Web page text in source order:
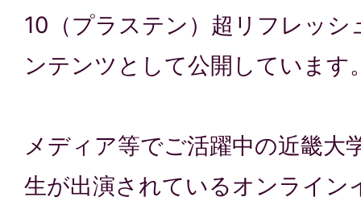
10（プラステン）超リフレッシ
ンテンツとして公開しています
メディア等でご活躍中の近畿大
生が出演されているオンライン